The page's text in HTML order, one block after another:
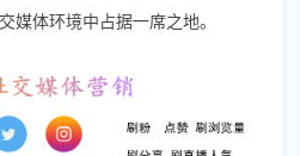
媒体环境中占据一席之地。